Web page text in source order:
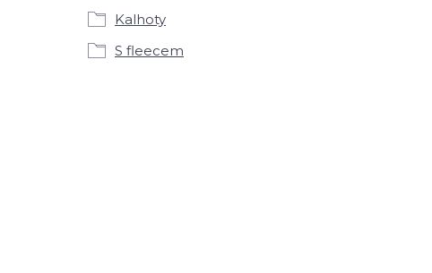
Kalhoty
S fleecem